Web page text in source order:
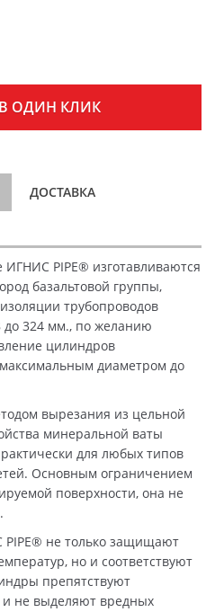
ОДИН КЛИК
ДОСТАВКА
PIPE® изготавливаются
базальтовой группы,
трубопроводов
до 324 мм., по желанию
цилиндров
диаметром до
вырезания из цельной
минеральной ваты
для любых типов
Основным ограничением
поверхности, она не
не только защищают
но и соответствуют
препятствуют
не выделяют вредных